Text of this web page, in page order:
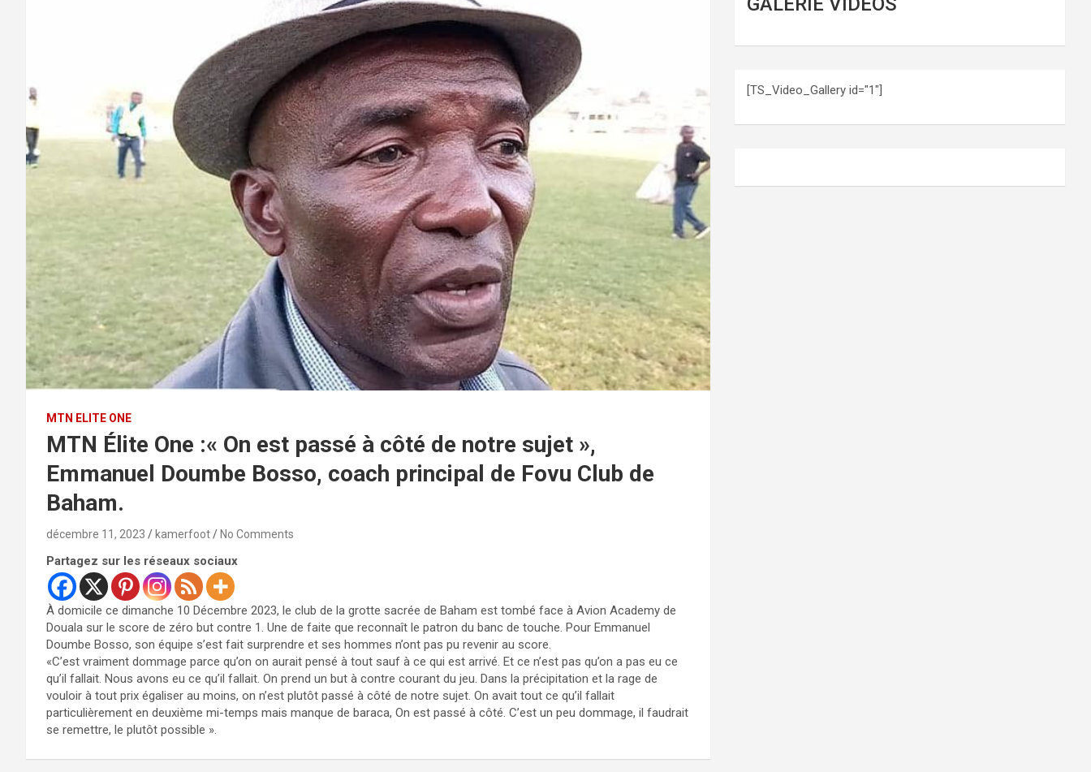
MTN ELITE ONE
MTN Élite One :« On est passé à côté de notre sujet »,
Emmanuel Doumbe Bosso, coach principal de Fovu Club de
Baham.
décembre 11, 2023 kamerfoot No Comments
Partagez sur les réseaux sociaux
À domicile ce dimanche 10 Décembre 2023, le club de la grotte sacrée de Baham est tombé face à Avion Academy de
Douala sur le score de zéro but contre 1. Une de faite que reconnaît le patron du banc de touche. Pour Emmanuel
Doumbe Bosso, son équipe s’est fait surprendre et ses hommes n’ont pas pu revenir au score.
«C’est vraiment dommage parce qu’on on aurait pensé à tout sauf à ce qui est arrivé. Et ce n’est pas qu’on a pas eu ce
qu’il fallait. Nous avons eu ce qu’il fallait. On prend un but à contre courant du jeu. Dans la précipitation et la rage de
vouloir à tout prix égaliser au moins, on n’est plutôt passé à côté de notre sujet. On avait tout ce qu’il fallait
particulièrement en deuxième mi-temps mais manque de baraca, On est passé à côté. C’est un peu dommage, il faudrait
se remettre, le plutôt possible ».
[TS_Video_Gallery id="1"]